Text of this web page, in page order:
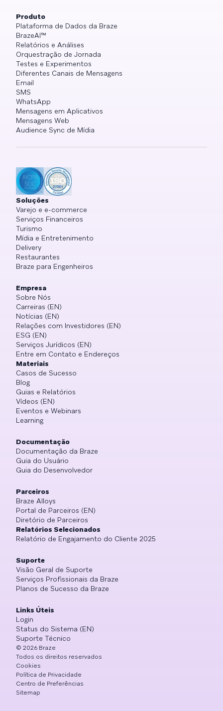
Produto
Plataforma de Dados da Braze
BrazeAI™
Relatórios e Análises
Orquestração de Jornada
Testes e Experimentos
Diferentes Canais de Mensagens
Email
SMS
WhatsApp
Mensagens em Aplicativos
Mensagens Web
Audience Sync de Mídia
Soluções
Varejo e e-commerce
Serviços Financeiros
Turismo
Mídia e Entretenimento
Delivery
Restaurantes
Braze para Engenheiros
Empresa
Sobre Nós
Carreiras (EN)
Notícias (EN)
Relações com Investidores (EN)
ESG (EN)
Serviços Jurídicos (EN)
Entre em Contato e Endereços
Materiais
Casos de Sucesso
Blog
Guias e Relatórios
Vídeos (EN)
Eventos e Webinars
Learning
Documentação
Documentação da Braze
Guia do Usuário
Guia do Desenvolvedor
Parceiros
Braze Alloys
Portal de Parceiros (EN)
Diretório de Parceiros
Relatórios Selecionados
Relatório de Engajamento do Cliente 2025
Suporte
Visão Geral de Suporte
Serviços Profissionais da Braze
Planos de Sucesso da Braze
Links Úteis
Login
Status do Sistema (EN)
Suporte Técnico
© 2026 Braze
Todos os direitos reservados
Cookies
Política de Privacidade
Centro de Preferências
Sitemap